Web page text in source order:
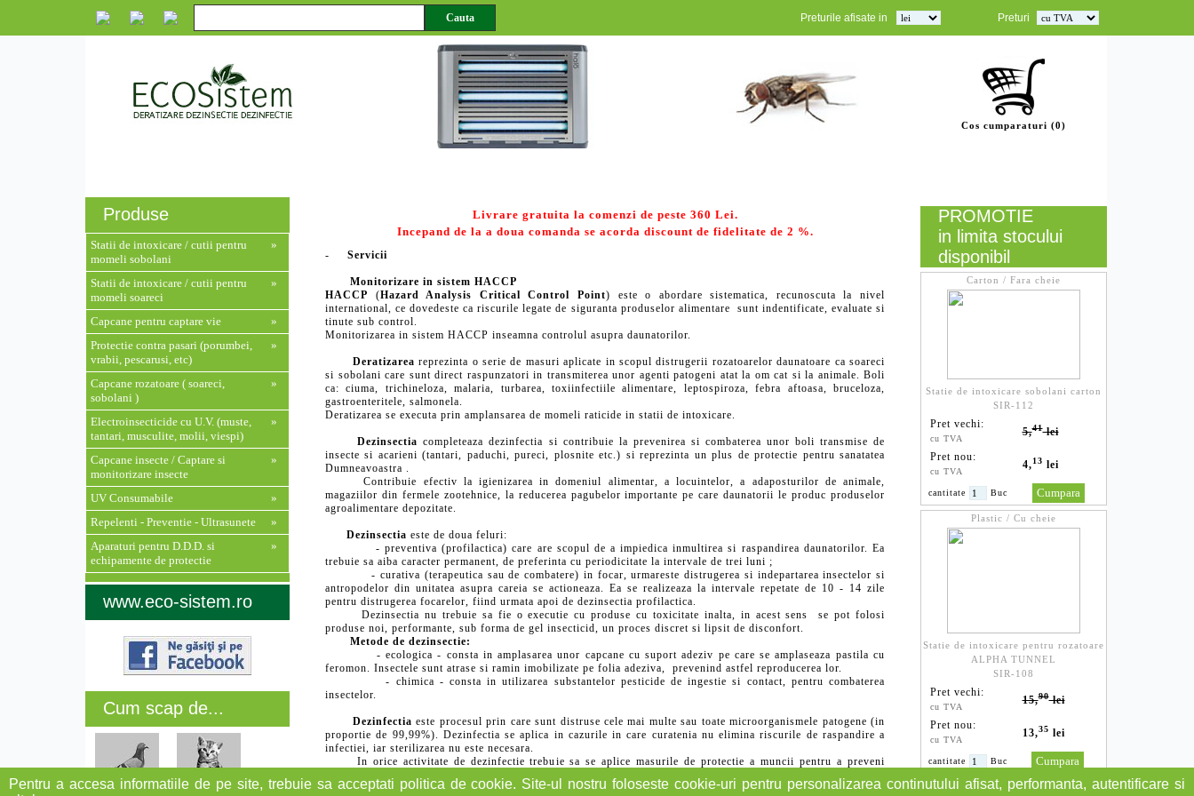
Eco-sistem.ro Servicii DDD, deratizare, dezinsectii, dezinfectii, monitorizare HACCP, inspectii HACC
01.jpg
Cos cumparaturi (0)
Produse
Statii de intoxicare / cutii pentru
momeli sobolani
»
Statii de intoxicare / cutii pentru
momeli soareci
»
Capcane pentru captare vie
»
Protectie contra pasari (porumbei,
vrabii, pescarusi, etc)
»
Capcane rozatoare ( soareci,
sobolani )
»
Electroinsecticide cu U.V. (muste,
tantari, musculite, molii, viespi)
»
Capcane insecte / Captare si
monitorizare insecte
»
UV Consumabile
»
Repelenti - Preventie - Ultrasunete
»
Aparaturi pentru D.D.D. si
echipamente de protectie
»
www.eco-sistem.ro
Cum scap de...
Livrare gratuita la comenzi de peste 360 Lei.
Incepand de la a doua comanda se acorda discount de fidelitate de 2 %.
- Servicii
Monitorizare in sistem HACCP
HACCP (Hazard Analysis Critical Control Point) este o abordare sistematica, recunoscuta la nivel
international, ce dovedeste ca riscurile legate de siguranta produselor alimentare sunt indentificate, evaluate si
tinute sub control.
Monitorizarea in sistem HACCP inseamna controlul asupra daunatorilor.
Deratizarea reprezinta o serie de masuri aplicate in scopul distrugerii rozatoarelor daunatoare ca soareci
si sobolani care sunt direct raspunzatori in transmiterea unor agenti patogeni atat la om cat si la animale. Boli
ca: ciuma, trichineloza, malaria, turbarea, toxiinfectiile alimentare, leptospiroza, febra aftoasa, bruceloza,
gastroenteritele, salmonela.
Deratizarea se executa prin amplansarea de momeli raticide in statii de intoxicare.
Dezinsectia completeaza dezinfectia si contribuie la prevenirea si combaterea unor boli transmise de
insecte si acarieni (tantari, paduchi, pureci, plosnite etc.) si reprezinta un plus de protectie pentru sanatatea
Dumneavoastra .
Contribuie efectiv la igienizarea in domeniul alimentar, a locuintelor, a adaposturilor de animale,
magaziilor din fermele zootehnice, la reducerea pagubelor importante pe care daunatorii le produc produselor
agroalimentare depozitate.
Dezinsectia este de doua feluri:
- preventiva (profilactica) care are scopul de a impiedica inmultirea si raspandirea daunatorilor. Ea
trebuie sa aiba caracter permanent, de preferinta cu periodicitate la intervale de trei luni ;
- curativa (terapeutica sau de combatere) in focar, urmareste distrugerea si indepartarea insectelor si
antropodelor din unitatea asupra careia se actioneaza. Ea se realizeaza la intervale repetate de 10 - 14 zile
pentru distrugerea focarelor, fiind urmata apoi de dezinsectia profilactica.
Dezinsectia nu trebuie sa fie o executie cu produse cu toxicitate inalta, in acest sens se pot folosi
produse noi, performante, sub forma de gel insecticid, un proces discret si lipsit de disconfort.
Metode de dezinsectie:
- ecologica - consta in amplasarea unor capcane cu suport adeziv pe care se amplaseaza pastila cu
feromon. Insectele sunt atrase si ramin imobilizate pe folia adeziva, prevenind astfel reproducerea lor.
- chimica - consta in utilizarea substantelor pesticide de ingestie si contact, pentru combaterea
insectelor.
Dezinfectia este procesul prin care sunt distruse cele mai multe sau toate microorganismele patogene (in
proportie de 99,99%). Dezinfectia se aplica in cazurile in care curatenia nu elimina riscurile de raspandire a
infectiei, iar sterilizarea nu este necesara.
In orice activitate de dezinfectie trebuie sa se aplice masurile de protectie a muncii pentru a preveni
Dezinfectia are un rol foarte important, intrucat germenii patogeni constituie un permanent focar de boli
PROMOTIE
in limita stocului
disponibil
Carton / Fara cheie
Statie de intoxicare sobolani carton
SIR-112
Pret vechi:
cu TVA
5,41lei
Pret nou:
cu TVA
4,13 lei
cantitate Buc
Plastic / Cu cheie
Statie de intoxicare pentru rozatoare
ALPHA TUNNEL
SIR-108
Pret vechi:
cu TVA
15,90lei
Pret nou:
cu TVA
13,35 lei
cantitate Buc
Pentru a accesa informatiile de pe site, trebuie sa acceptati politica de cookie. Site-ul nostru foloseste cookie-uri pentru personalizarea continutului afisat, performanta, autentificare si
Preturile afisate in Preturi